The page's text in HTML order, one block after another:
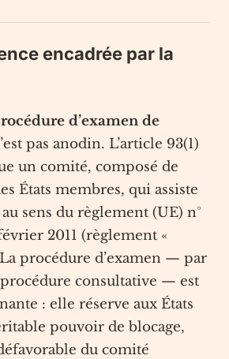
encadrée par la
d’examen de
pas anodin. L’article 93(1)
un comité, composé de
États membres, qui assiste
sens du règlement (UE) n°
2011 (règlement «
procédure d’examen — par
consultative — est
: elle réserve aux États
pouvoir de blocage,
du comité